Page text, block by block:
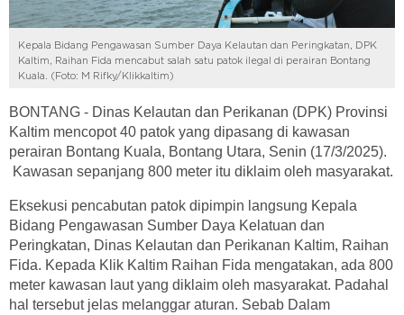
Kepala Bidang Pengawasan Sumber Daya Kelautan dan Peringkatan, DPK
Kaltim, Raihan Fida mencabut salah satu patok ilegal di perairan Bontang
Kuala. (Foto: M Rifky/Klikkaltim)
BONTANG - Dinas Kelautan dan Perikanan (DPK) Provinsi
Kaltim mencopot 40 patok yang dipasang di kawasan
perairan Bontang Kuala, Bontang Utara, Senin (17/3/2025).
Kawasan sepanjang 800 meter itu diklaim oleh masyarakat.
Eksekusi pencabutan patok dipimpin langsung Kepala
Bidang Pengawasan Sumber Daya Kelatuan dan
Peringkatan, Dinas Kelautan dan Perikanan Kaltim, Raihan
Fida. Kepada Klik Kaltim Raihan Fida mengatakan, ada 800
meter kawasan laut yang diklaim oleh masyarakat. Padahal
hal tersebut jelas melanggar aturan. Sebab Dalam